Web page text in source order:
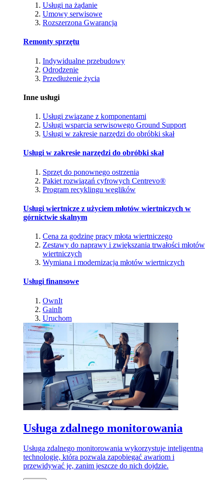
Usługi na żądanie
Umowy serwisowe
Rozszerzona Gwarancja
Remonty sprzętu
Indywidualne przebudowy
Odrodzenie
Przedłużenie życia
Inne usługi
Usługi związane z komponentami
Usługi wsparcia serwisowego Ground Support
Usługi w zakresie narzędzi do obróbki skał
Usługi w zakresie narzędzi do obróbki skał
Sprzęt do ponownego ostrzenia
Pakiet rozwiązań cyfrowych Centrevo®
Program recyklingu węglików
Usługi wiertnicze z użyciem młotów wiertniczych w
górnictwie skalnym
Cena za godzinę pracy młota wiertniczego
Zestawy do naprawy i zwiększania trwałości młotów
wiertniczych
Wymiana i modernizacja młotów wiertniczych
Usługi finansowe
OwnIt
GainIt
Uruchom
Usługa zdalnego monitorowania
Usługa zdalnego monitorowania wykorzystuje inteligentną
technologię, która pozwala zapobiegać awariom i
przewidywać je, zanim jeszcze do nich dojdzie.